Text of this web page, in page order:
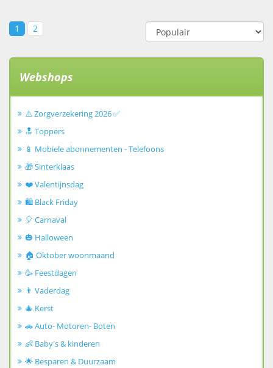
1 2
Webshops
⚠️ Zorgverzekering 2026 ✅
🔝 Toppers
📱 Mobiele abonnementen - Telefoons
🎁 Sinterklaas
❤️ Valentijnsdag
🛍️ Black Friday
🎈 Carnaval
🎃 Halloween
🏠 Oktober woonmaand
🥳 Feestdagen
👨 Vaderdag
🎄 Kerst
🚗 Auto- Motoren- Boten
👶 Baby's & kinderen
🌟 Besparen & Duurzaam